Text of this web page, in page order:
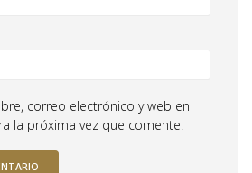
correo electrónico y web en
la próxima vez que comente.